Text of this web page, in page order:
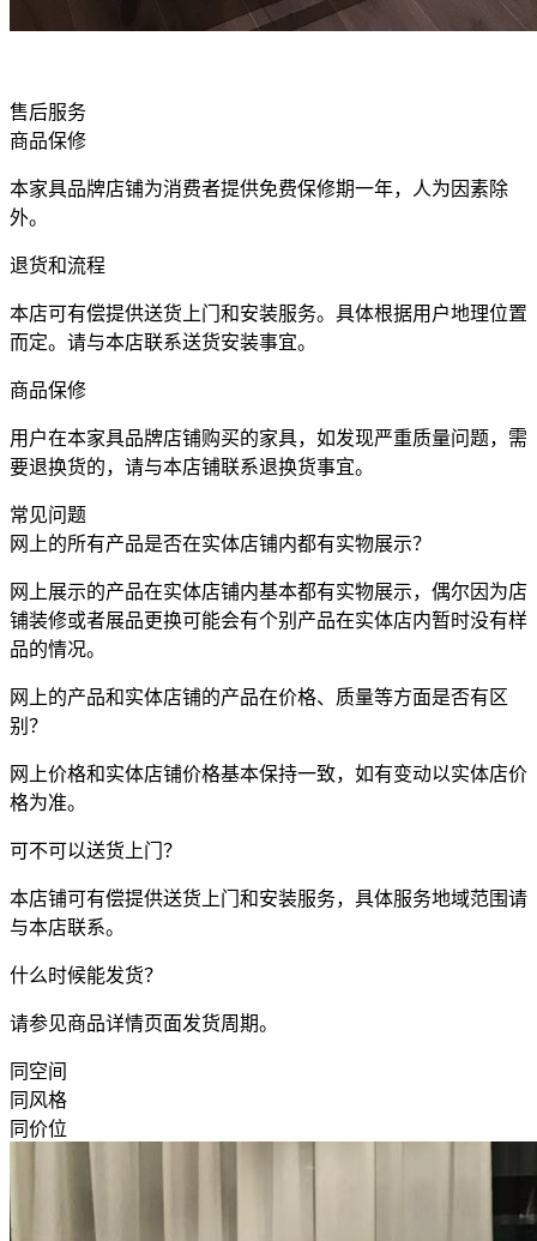
售后服务
商品保修
本家具品牌店铺为消费者提供免费保修期一年，人为因素除
外。
退货和流程
本店可有偿提供送货上门和安装服务。具体根据用户地理位置
而定。请与本店联系送货安装事宜。
商品保修
用户在本家具品牌店铺购买的家具，如发现严重质量问题，需
要退换货的，请与本店铺联系退换货事宜。
常见问题
网上的所有产品是否在实体店铺内都有实物展示？
网上展示的产品在实体店铺内基本都有实物展示，偶尔因为店
铺装修或者展品更换可能会有个别产品在实体店内暂时没有样
品的情况。
网上的产品和实体店铺的产品在价格、质量等方面是否有区
别？
网上价格和实体店铺价格基本保持一致，如有变动以实体店价
格为准。
可不可以送货上门？
本店铺可有偿提供送货上门和安装服务，具体服务地域范围请
与本店联系。
什么时候能发货？
请参见商品详情页面发货周期。
同空间
同风格
同价位